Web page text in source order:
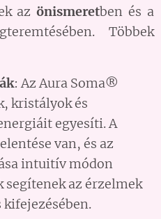
azönismeretben és a
Többek
: Az Aura Soma®
kristályok és
egyesíti. A
van, és az
intuitív módon
segítenek az érzelmek
kifejezésében.